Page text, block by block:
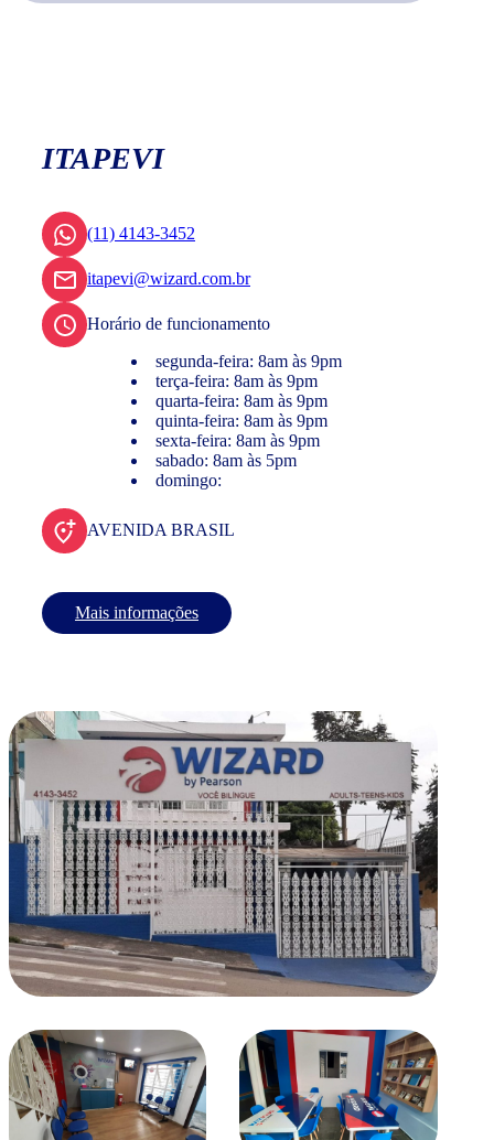
ITAPEVI
(11) 4143-3452
itapevi@wizard.com.br
Horário de funcionamento
segunda-feira: 8am às 9pm
terça-feira: 8am às 9pm
quarta-feira: 8am às 9pm
quinta-feira: 8am às 9pm
sexta-feira: 8am às 9pm
sabado: 8am às 5pm
domingo:
AVENIDA BRASIL
Mais informações